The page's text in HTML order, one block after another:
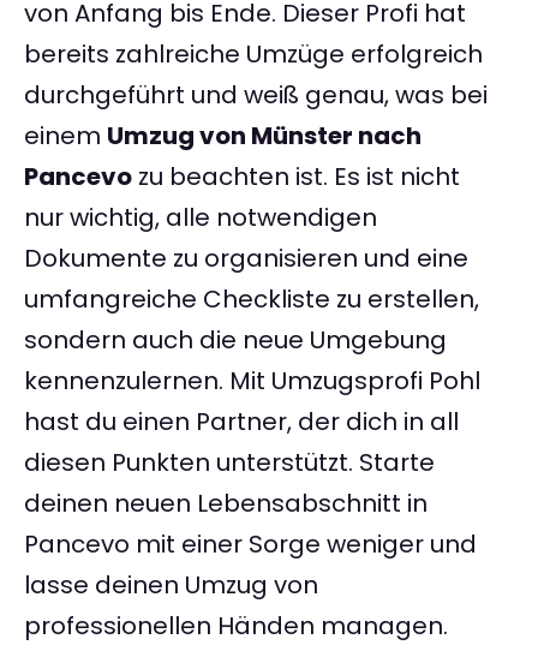
von Anfang bis Ende. Dieser Profi hat
bereits zahlreiche Umzüge erfolgreich
durchgeführt und weiß genau, was bei
einem Umzug von Münster nach
Pancevo zu beachten ist. Es ist nicht
nur wichtig, alle notwendigen
Dokumente zu organisieren und eine
umfangreiche Checkliste zu erstellen,
sondern auch die neue Umgebung
kennenzulernen. Mit Umzugsprofi Pohl
hast du einen Partner, der dich in all
diesen Punkten unterstützt. Starte
deinen neuen Lebensabschnitt in
Pancevo mit einer Sorge weniger und
lasse deinen Umzug von
professionellen Händen managen.